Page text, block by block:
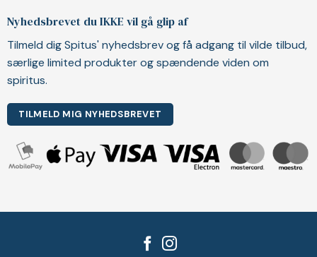
Nyhedsbrevet du IKKE vil gå glip af
Tilmeld dig Spitus' nyhedsbrev og få adgang til vilde tilbud,
særlige limited produkter og spændende viden om
spiritus.
TILMELD MIG NYHEDSBREVET